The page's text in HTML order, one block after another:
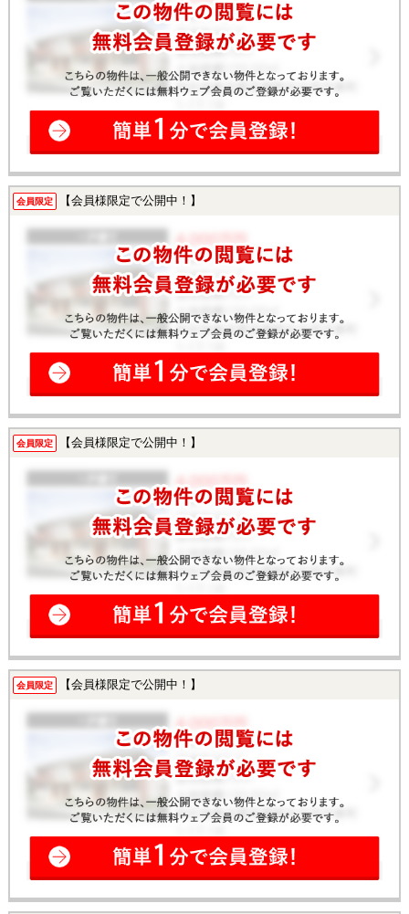
会員限定 【会員様限定で公開中！】
会員限定 【会員様限定で公開中！】
会員限定 【会員様限定で公開中！】